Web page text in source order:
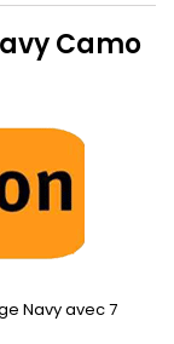
Camo
Navy avec 7